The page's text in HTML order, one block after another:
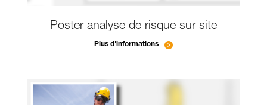
Poster analyse de risque sur site
Plus d'informations